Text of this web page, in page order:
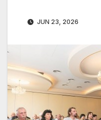
JUN 23, 2026